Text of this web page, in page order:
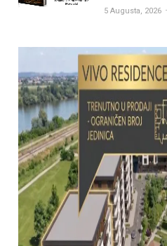
5 Augusta, 2026